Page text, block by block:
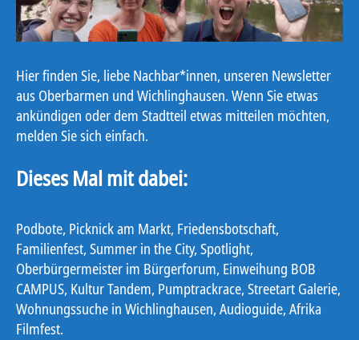
Hier finden Sie, liebe Nachbar*innen, unseren Newsletter
aus Oberbarmen und Wichlinghausen. Wenn Sie etwas
ankündigen oder dem Stadtteil etwas mitteilen möchten,
melden Sie sich einfach.
Dieses Mal mit dabei:
Podbote, Picknick am Markt, Friedensbotschaft,
Familienfest, Summer in the City, Spotlight,
Oberbürgermeister im Bürgerforum, Einweihung BOB
CAMPUS, Kultur Tandem, Pumptrackrace, Streetart Galerie,
Wohnungssuche in Wichlinghausen, Audioguide, Afrika
Filmfest.